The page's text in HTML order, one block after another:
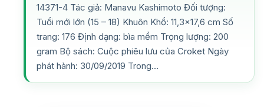
14371-4 Tác giả: Manavu Kashimoto Đối tượng:
Tuổi mới lớn (15 – 18) Khuôn Khổ: 11,3×17,6 cm Số
trang: 176 Định dạng: bìa mềm Trọng lượng: 200
gram Bộ sách: Cuộc phiêu lưu của Croket Ngày
phát hành: 30/09/2019 Trong…